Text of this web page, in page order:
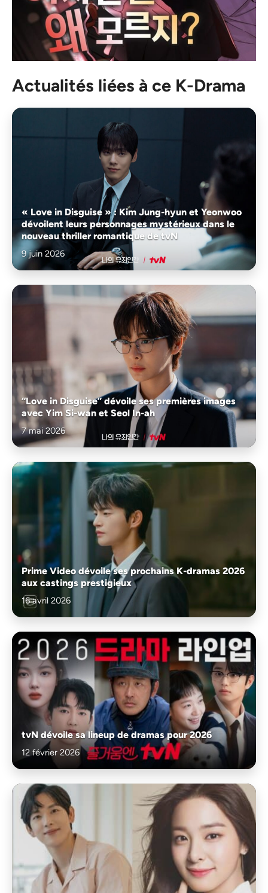
Actualités liées à ce K-Drama
« Love in Disguise » : Kim Jung-hyun et Yeonwoo
dévoilent leurs personnages mystérieux dans le
nouveau thriller romantique de tvN
9 juin 2026
“Love in Disguise” dévoile ses premières images
avec Yim Si-wan et Seol In-ah
7 mai 2026
Prime Video dévoile ses prochains K-dramas 2026
aux castings prestigieux
16 avril 2026
tvN dévoile sa lineup de dramas pour 2026
12 février 2026